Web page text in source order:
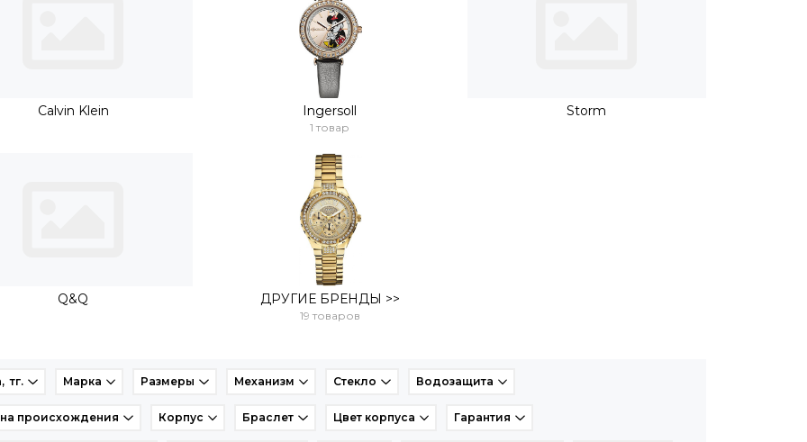
Calvin Klein Ingersoll
1 товар
Storm
Q&Q ДРУГИЕ БРЕНДЫ >>
19 товаров
тг. Марка Размеры Механизм Стекло Водозащита
происхождения Корпус Браслет Цвет корпуса Гарантия